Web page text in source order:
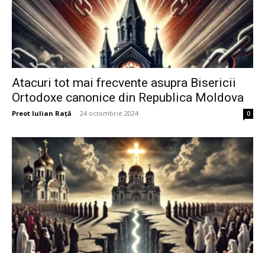
Atacuri tot mai frecvente asupra Bisericii
Ortodoxe canonice din Republica Moldova
Preot Iulian Raţă - 24 octombrie 2024 0